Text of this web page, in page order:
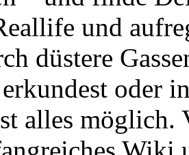
und
düstere
erkundest oder
alles möglich.